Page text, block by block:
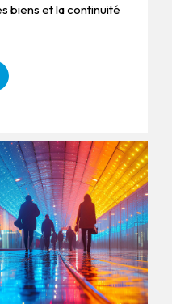
biens et la continuité